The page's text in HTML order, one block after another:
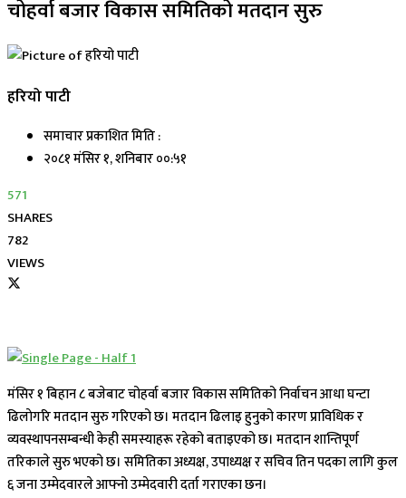
चोहर्वा बजार विकास समितिको मतदान सुरु
हरियो पाटी
समाचार प्रकाशित मिति :
२०८१ मंसिर १, शनिबार ००:५१
571
SHARES
782
VIEWS
मंसिर १ बिहान ८ बजेबाट चोहर्वा बजार विकास समितिको निर्वाचन आधा घन्टा
ढिलाेगरि मतदान सुरु गरिएको छ। मतदान ढिलाइ हुनुको कारण प्राविधिक र
व्यवस्थापनसम्बन्धी केही समस्याहरू रहेको बताइएको छ। मतदान शान्तिपूर्ण
तरिकाले सुरु भएको छ। समितिका अध्यक्ष, उपाध्यक्ष र सचिव तिन पदका लागि कुल
६ जना उम्मेदवारले आफ्नो उम्मेदवारी दर्ता गराएका छन।